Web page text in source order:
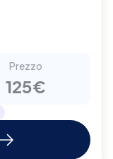
Prezzo
125€